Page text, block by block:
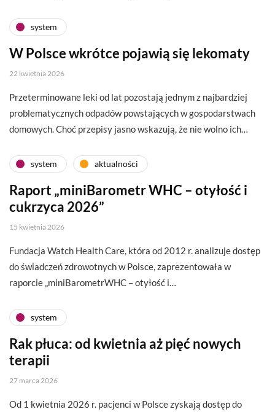
system
W Polsce wkrótce pojawią się lekomaty
22 kwietnia 2026
Przeterminowane leki od lat pozostają jednym z najbardziej
problematycznych odpadów powstających w gospodarstwach
domowych. Choć przepisy jasno wskazują, że nie wolno ich…
system aktualności
Raport „miniBarometr WHC – otyłość i
cukrzyca 2026”
15 kwietnia 2026
Fundacja Watch Health Care, która od 2012 r. analizuje dostęp
do świadczeń zdrowotnych w Polsce, zaprezentowała w
raporcie „miniBarometrWHC – otyłość i…
system
Rak płuca: od kwietnia aż pięć nowych
terapii
27 marca 2026
Od 1 kwietnia 2026 r. pacjenci w Polsce zyskają dostęp do